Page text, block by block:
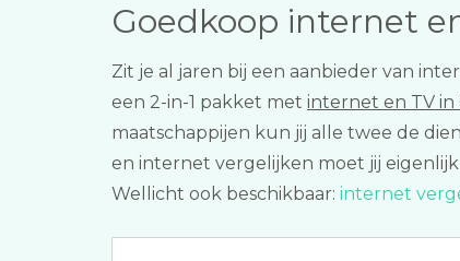
Goedkoop internet
Zit je al jaren bij een aanbieder van
een 2-in-1 pakket met internet en TV
maatschappijen kun jij alle twee de
en internet vergelijken moet jij
Wellicht ook beschikbaar: internet